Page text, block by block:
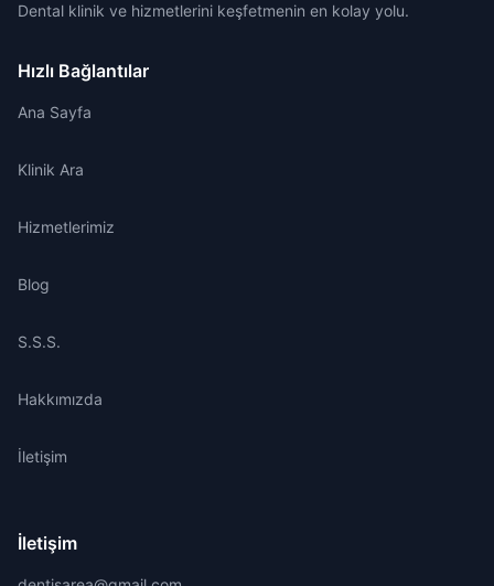
Dental klinik ve hizmetlerini keşfetmenin en kolay yolu.
Hızlı Bağlantılar
Ana Sayfa
Klinik Ara
Hizmetlerimiz
Blog
S.S.S.
Hakkımızda
İletişim
İletişim